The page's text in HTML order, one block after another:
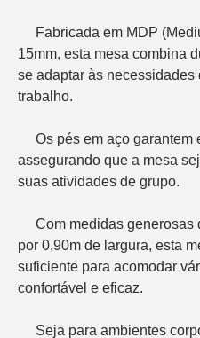
15mm, esta mesa combina
se adaptar às necessidades
trabalho.
assegurando que a mesa
suas atividades de grupo.
por 0,90m de largura, esta
suficiente para acomodar
confortável e eficaz.